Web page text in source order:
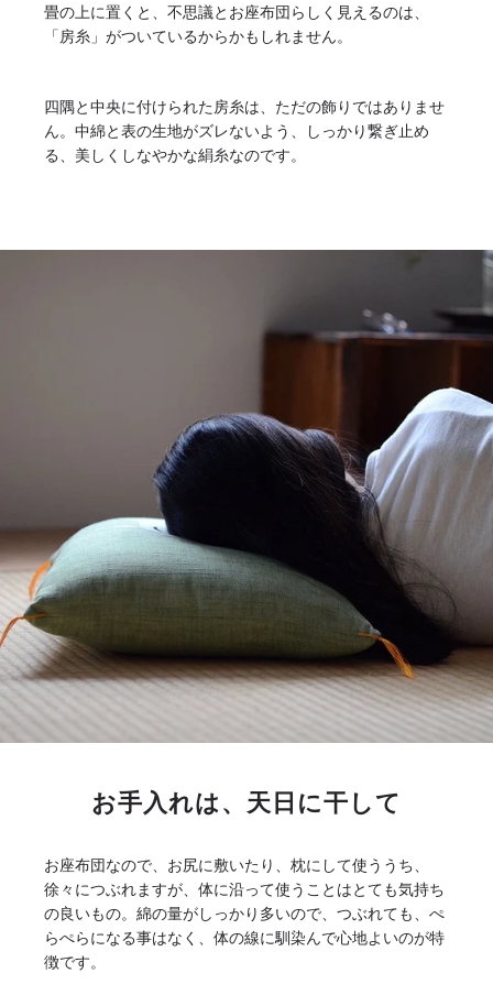
畳の上に置くと、不思議とお座布団らしく見えるのは、
「房糸」がついているからかもしれません。
四隅と中央に付けられた房糸は、ただの飾りではありませ
ん。中綿と表の生地がズレないよう、しっかり繋ぎ止め
る、美しくしなやかな絹糸なのです。
お手入れは、天日に干して
お座布団なので、お尻に敷いたり、枕にして使ううち、
徐々につぶれますが、体に沿って使うことはとても気持ち
の良いもの。綿の量がしっかり多いので、つぶれても、ぺ
らぺらになる事はなく、体の線に馴染んで心地よいのが特
徴です。